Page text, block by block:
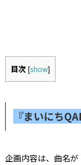
目次 [show]
『まいにち
企画内容は、曲名